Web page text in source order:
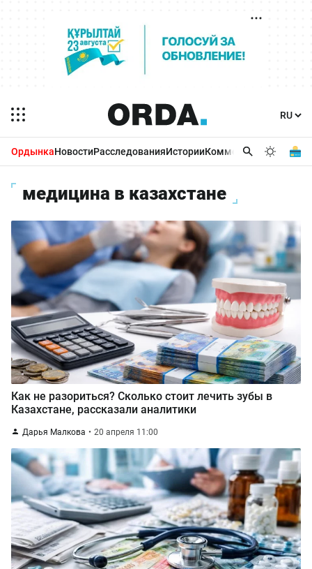
ОрдынкаНовостиРасследованияИсторииКомментарииБизнес
медицина в казахстане
Как не разориться? Сколько стоит лечить зубы в
Казахстане, рассказали аналитики
Дарья Малкова 20 апреля 11:00